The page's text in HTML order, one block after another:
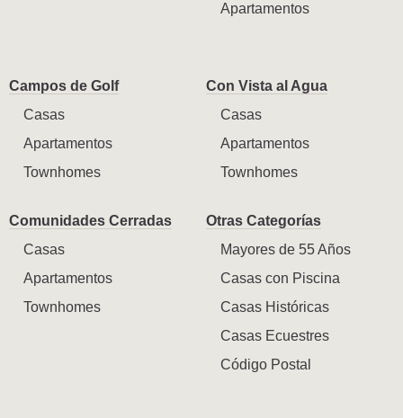
Apartamentos
Campos de Golf
Casas
Apartamentos
Townhomes
Con Vista al Agua
Casas
Apartamentos
Townhomes
Comunidades Cerradas
Casas
Apartamentos
Townhomes
Otras Categorías
Mayores de 55 Años
Casas con Piscina
Casas Históricas
Casas Ecuestres
Código Postal